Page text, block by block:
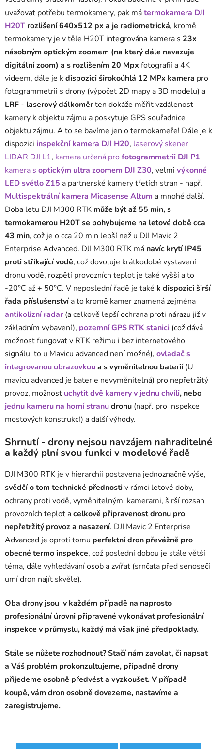
uvažovat potřebu termokamery, pak mátermokamera DJI
H20T rozlišení 640x512 px a je radiometrická, kromě
termokamery je v těle H20T integrována kamera s 23x
násobným optickým zoomem (na který dále navazuje
digitální zoom) a s rozlišením 20 Mpx fotografií a 4K
videem, dále je kdispozici širokoúhlá 12 MPx kamera pro
fotogrammetrii s drony (výpočet 2D mapy a 3D modelu) a
LRF - laserový dálkoměrten dokáže měřit vzdálenost
kamery k objektu zájmu a poskytuje GPS souřadnice
objektu zájmu. A to se bavíme jen o termokameře! Dále je k
dispozici inspekční kamera DJI H20, laserový skener
LIDAR DJI L1, kamera určená profotogrammetrii DJI P1,
kamera s optickým ultra zoomem DJI Z30, velmi výkonné
LED světlo Z15 a partnerské kamery třetích stran - např.
Multispektrální kamera Micasense Altum a mnohé další.
Doba letu DJI M300 RTK může být až 55 min, s
termokamerou H20T se pohybujeme na letové době cca
43 min, což je o cca 20 min lepší než u DJI Mavic 2
Enterprise Advanced. DJI M300 RTK má navíc krytí IP45
proti stříkající vodě, což dovoluje krátkodobé vystavení
dronu vodě, rozpětí provozních teplot je také vyšší a to
-20°C až + 50°C. V neposlední řadě je také k dispozici širší
řada příslušenstvía to kromě kamer znamená zejména
antikolizní radar (a celkově lepší ochrana proti nárazu již v
základním vybavení), pozemní GPS RTK stanici (což dává
možnost fungovat v RTK režimu i bez internetového
signálu, to u Mavicu advanced není možné), ovladač s
integrovanou obrazovkoua s vyměnitelnou baterií(U
mavicu advanced je baterie nevyměnitelná) pro nepřetržitý
provoz, možnost uchytit dvě kamery v jednu chvíli, nebo
jednu kameru na horní stranudronu (např. pro inspekce
mostových konstrukcí) a další výhody.
Shrnutí - drony nejsou navzájem nahraditelné
a každý plní svou funkci v modelové řadě
DJI M300 RTK je v hierarchii postavena jednoznačně výše,
svědčí o tom technické přednostiv rámci letové doby,
ochrany proti vodě, vyměnitelnými kamerami, širší rozsah
provozních teplot acelkově připravenost dronu pro
nepřetržitý provoz a nasazení. DJI Mavic 2 Enterprise
Advanced je oproti tomu perfektní dron převážně pro
obecné termo inspekce, což poslední dobou je stále větší
téma, dále vyhledávání osob a zvířat (srnčata před senosečí
umí dron najít skvěle).
Oba drony jsou v každém případě na naprosto
profesionální úrovni připravené vykonávat profesionální
inspekce v průmyslu, každý má však jiné předpoklady.
Stále se nůžete rozhodnout? Stačí nám zavolat, či napsat
a Váš problém prokonzultujeme, případně drony
přijedeme osobně předvést a vyzkoušet. V případě
koupě, vám dron osobně dovezeme, nastavíme a
zaregistrujeme.